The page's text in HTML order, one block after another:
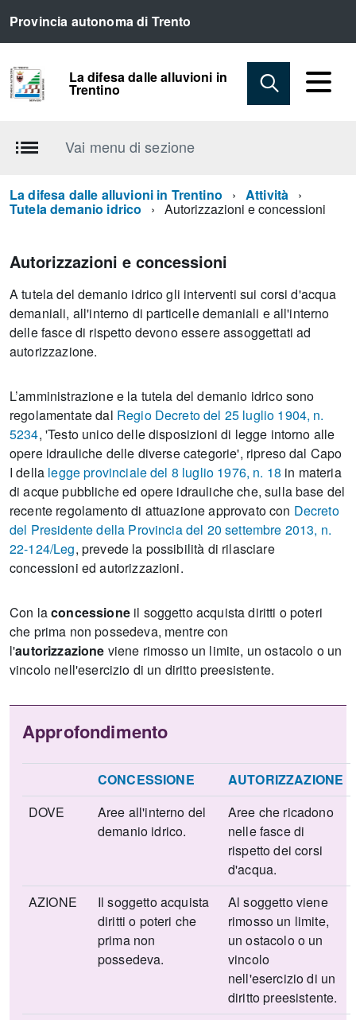
Provincia autonoma di Trento
La difesa dalle alluvioni in
Trentino
Vai menu di sezione
La difesa dalle alluvioni in Trentino Attività
Tutela demanio idrico Autorizzazioni e concessioni
Autorizzazioni e concessioni
A tutela del demanio idrico gli interventi sui corsi d'acqua
demaniali, all'interno di particelle demaniali e all'interno
delle fasce di rispetto devono essere assoggettati ad
autorizzazione.
L’amministrazione e la tutela del demanio idrico sono
regolamentate dal Regio Decreto del 25 luglio 1904, n.
5234, 'Testo unico delle disposizioni di legge intorno alle
opere idrauliche delle diverse categorie', ripreso dal Capo
I della legge provinciale del 8 luglio 1976, n. 18 in materia
di acque pubbliche ed opere idrauliche che, sulla base del
recente regolamento di attuazione approvato con Decreto
del Presidente della Provincia del 20 settembre 2013, n.
22-124/Leg, prevede la possibilità di rilasciare
concessioni ed autorizzazioni.
Con laconcessioneil soggetto acquista diritti o poteri
che prima non possedeva, mentre con
l'autorizzazione viene rimosso un limite, un ostacolo o un
vincolo nell'esercizio di un diritto preesistente.
Approfondimento
CONCESSIONE
AUTORIZZAZIONE
DOVE
Aree all'interno del
demanio idrico.
Aree che ricadono
nelle fasce di
rispetto dei corsi
d'acqua.
AZIONE
Il soggetto acquista
diritti o poteri che
prima non
possedeva.
Al soggetto viene
rimosso un limite,
un ostacolo o un
vincolo
nell'esercizio di un
diritto preesistente.